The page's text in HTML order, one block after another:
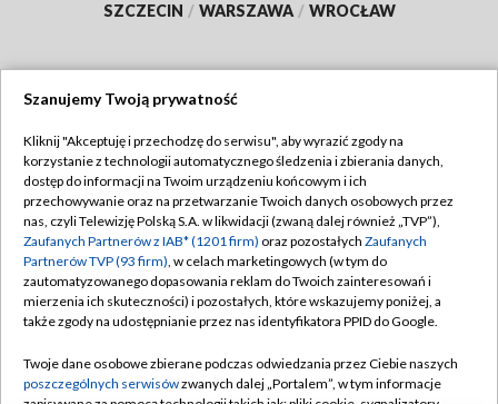
SZCZECIN / WARSZAWA / WROCŁAW
TVP
Abonament TVP
Emisja w TVP
Centrum informacji TVP
Naziemna Telewizja Cyfrowa
Rada Programowa
Regulamin TVP
Polityka prywatności
Moje zgody
Pomoc
Kontakt
Szanujemy Twoją prywatność
Kliknij "Akceptuję i przechodzę do serwisu", aby wyrazić zgody na
korzystanie z technologii automatycznego śledzenia i zbierania danych,
dostęp do informacji na Twoim urządzeniu końcowym i ich
przechowywanie oraz na przetwarzanie Twoich danych osobowych przez
nas, czyli Telewizję Polską S.A. w likwidacji (zwaną dalej również „TVP”),
Zaufanych Partnerów z IAB* (1201 firm) oraz pozostałych Zaufanych
Partnerów TVP (93 firm), w celach marketingowych (w tym do
zautomatyzowanego dopasowania reklam do Twoich zainteresowań i
mierzenia ich skuteczności) i pozostałych, które wskazujemy poniżej, a
także zgody na udostępnianie przez nas identyfikatora PPID do Google.
Twoje dane osobowe zbierane podczas odwiedzania przez Ciebie naszych
poszczególnych serwisówzwanych dalej „Portalem”, w tym informacje